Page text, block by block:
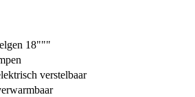
18"""
verstelbaar